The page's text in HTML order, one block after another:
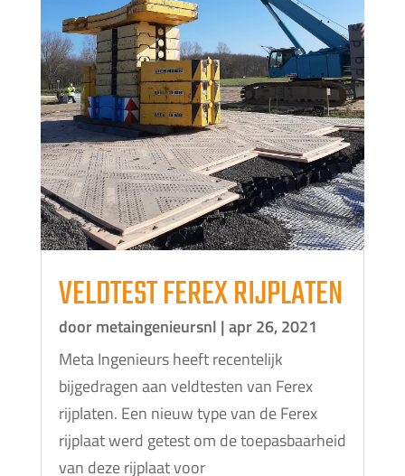
VELDTEST FEREX RIJPLATEN
doormetaingenieursnl |apr 26, 2021
Meta Ingenieurs heeft recentelijk
bijgedragen aan veldtesten van Ferex
rijplaten. Een nieuw type van de Ferex
rijplaat werd getest om de toepasbaarheid
van deze rijplaat voor